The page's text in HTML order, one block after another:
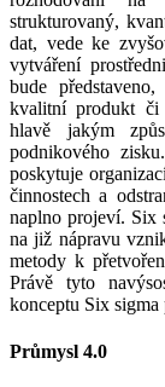
strukturovaný,
dat, vede ke
vytváření
bude
kvalitní produkt či
hlavě jakým
podnikového
poskytuje
činnostech a
naplno projeví. Six
na již nápravu
metody k
Právě tyto
konceptu Six
Průmysl 4.0